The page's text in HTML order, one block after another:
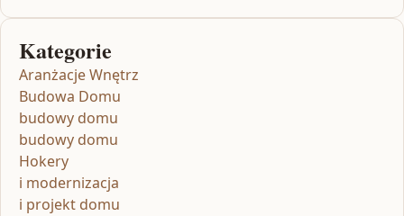
Kategorie
Aranżacje Wnętrz
Budowa Domu
budowy domu
budowy domu
Hokery
i modernizacja
i projekt domu